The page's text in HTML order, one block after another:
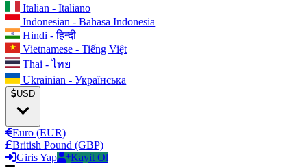
Italian - Italiano
Indonesian - Bahasa Indonesia
Hindi - हिन्दी
Vietnamese - Tiếng Việt
Thai - ไทย
Ukrainian - Українська
USD
Euro (EUR)
British Pound (GBP)
Giris Yap
Kayit Ol